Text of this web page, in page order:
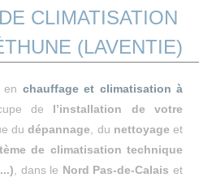
CLIMATISATION
(LAVENTIE)
en chauffage et climatisation à
de l’installation de votre
dudépannage , du nettoyage et
de climatisation technique
, dans le Nord Pas-de-Calais et